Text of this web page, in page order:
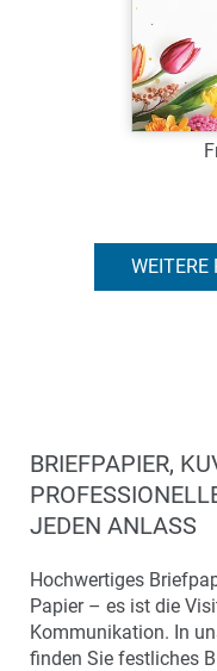
WEITERE
BRIEFPAPIER,
JEDEN ANLASS
Hochwertiges
Papier – es ist die
Kommunikation. In
finden Sie festliches